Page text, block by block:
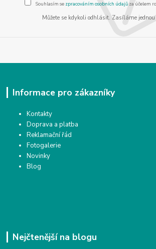
Souhlasím se zpracováním osobních údajůza účelem
Můžete se kdykoli odhlásit. Zasíláme
Informace pro zákazníky
Kontakty
Doprava a platba
Reklamační řád
Fotogalerie
Novinky
Blog
Nejčtenější na blogu